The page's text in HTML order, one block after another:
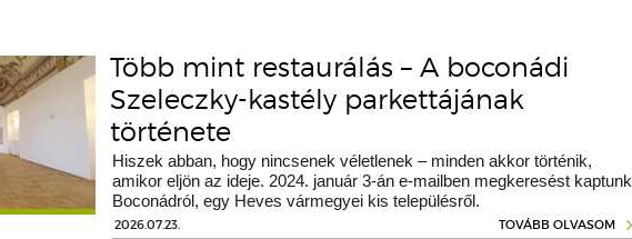
Több mint restaurálás – A boconádi
Szeleczky-kastély parkettájának
története
Hiszek abban, hogy nincsenek véletlenek – minden akkor történik,
amikor eljön az ideje. 2024. január 3-án e-mailben megkeresést kaptunk
Boconádról, egy Heves vármegyei kis településről.
2026.07.23. TOVÁBB OLVASOM